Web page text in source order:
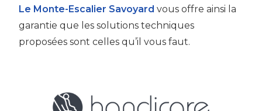
Le Monte-Escalier Savoyard vous offre ainsi la
garantie que les solutions techniques
proposées sont celles qu’il vous faut.